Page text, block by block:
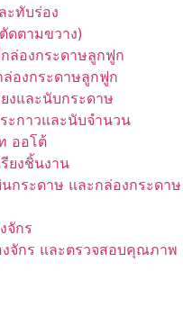
ะทับร่อง
ดตามขวาง)
ล่องกระดาษลูกฟูก
องกระดาษลูกฟูก
งและนับกระดาษ
ะกาวและนับจำนวน
ออโต้
ยงชิ้นงาน
กระดาษ และกล่องกระดาษ
จักร
งจักร และตรวจสอบคุณภาพ